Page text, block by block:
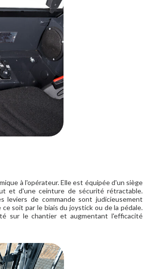
à l'opérateur. Elle est équipée d'un siège
et d'une ceinture de sécurité rétractable.
leviers de commande sont judicieusement
soit par le biais du joystick ou de la pédale.
sur le chantier et augmentant l'efficacité